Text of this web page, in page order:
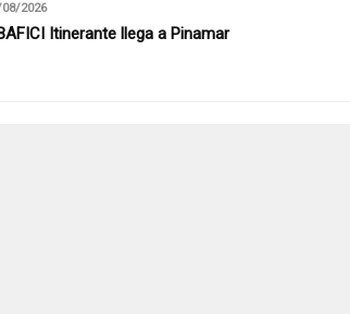
2026
Itinerante llega a Pinamar